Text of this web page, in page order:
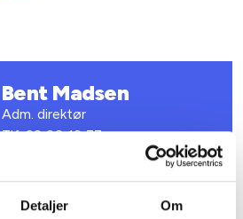
Detaljer Om
Bent Madsen
Adm. direktør
Tlf: 28 88 18 77